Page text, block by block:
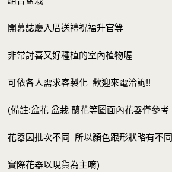
開幕誌慶入厝送禮祝福升官等
非常討喜又好種植的室內植物喔
可依各人需求客製化 歡迎來電洽詢!!
(備註:盆花 盆栽 蘭花等圖面內花器僅參考
花器因批次不同 所以顏色跟形狀略有不同
實際花器以現貨為主唷)